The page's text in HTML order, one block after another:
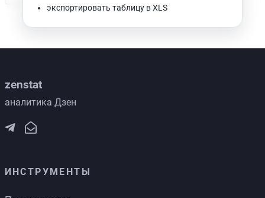
экспортировать таблицу в XLS
zenstat
аналитика Дзен
ИНСТРУМЕНТЫ